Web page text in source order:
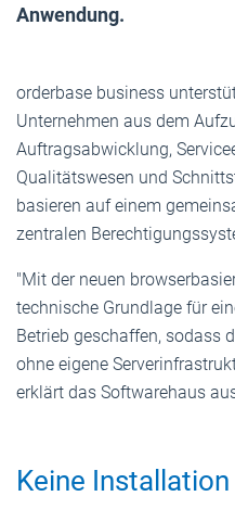
Anwendung.
orderbase business
Unternehmen aus dem
Auftragsabwicklung,
Qualitätswesen und
basieren auf einem
zentralen
"Mit der neuen
technische Grundlage für
Betrieb geschaffen, sodass
ohne eigene
erklärt das Softwarehaus
Keine